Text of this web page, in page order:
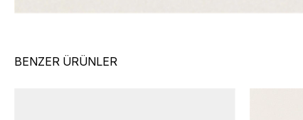
BENZER ÜRÜNLER